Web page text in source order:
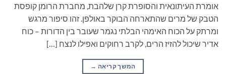
אומרת העיתונאית והסופרת קרן שלהבת, מחברת הרומן קופסת
הטבק של מרים שהתארחה הבוקר באולפן. זהו סיפור מרגש
ומרתק על הכוח האימהי הבלתי נגמר שעובר בין הדורות – כוח
אדיר שיכול להזיז הרים, לקרב רחוקים ואפילו לנצח […]
המשך קריאה →